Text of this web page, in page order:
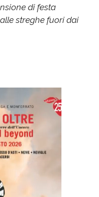
di festa
streghe fuori dai